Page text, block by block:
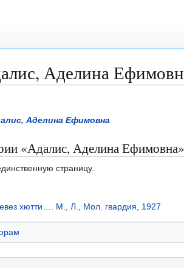
Аделина
Аделина Ефимовна
«Адалис, Аделина Ефимовна»
страницу.
хютти…. М., Л., Мол. гвардия, 1927